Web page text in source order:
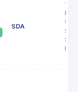
SDA
105